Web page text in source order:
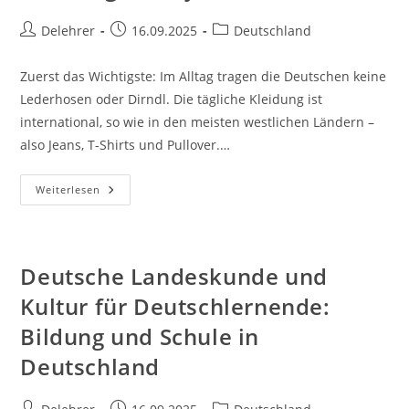
Beitrags-
Delehrer
Beitrag16.09.2025
Beitrags-
Deutschland
Zuerst das Wichtigste: Im Alltag tragen die Deutschen keine
Lederhosen oder Dirndl. Die tägliche Kleidung ist
international, so wie in den meisten westlichen Ländern –
also Jeans, T-Shirts und Pullover.…
Weiterlesen Deutsche
Landeskunde
Von
Der
Zum
Trikot:
Kleidung
Und
Symbole
Deutsche Landeskunde und
Kultur für Deutschlernende:
Bildung und Schule in
Deutschland